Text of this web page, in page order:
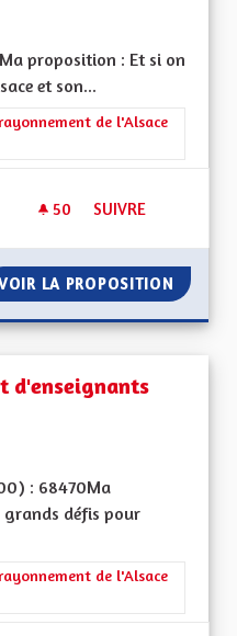
proposition : Et si on
et son...
: La Culture, l'Education et
de l'Alsace
50 50 ABONNÉS
SUIVRE
LA PROPOSITION
d'enseignants
: 68470Ma
défis pour
: La Culture, l'Education et
de l'Alsace